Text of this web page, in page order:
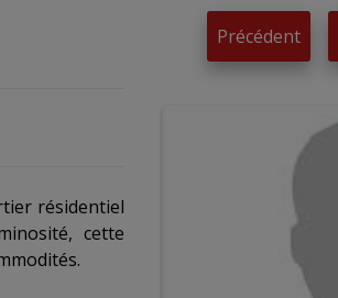
Précédent
résidentiel
cette